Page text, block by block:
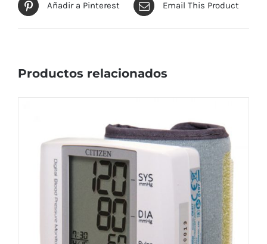
Añadir a Pinterest Email This Product
Productos relacionados